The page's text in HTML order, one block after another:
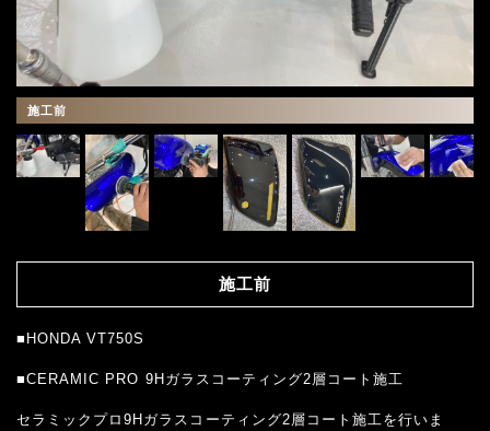
施工前
施工前
■HONDA VT750S
■CERAMIC PRO 9Hガラスコーティング2層コート施工
セラミックプロ9Hガラスコーティング2層コート施工を行いま